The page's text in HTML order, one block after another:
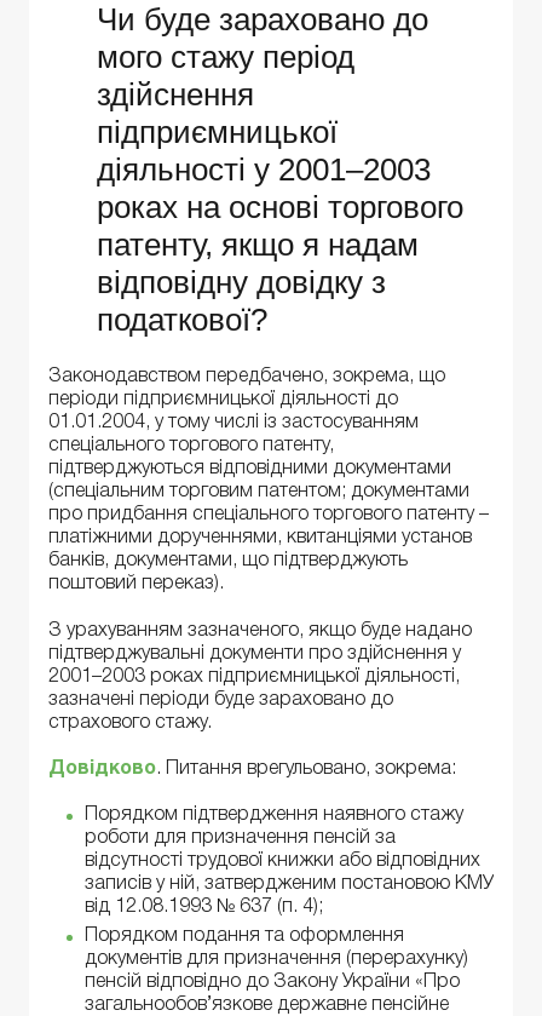
Чи буде зараховано до
мого стажу період
здійснення
підприємницької
діяльності у 2001–2003
роках на основі торгового
патенту, якщо я надам
відповідну довідку з
податкової?
Законодавством передбачено, зокрема, що
періоди підприємницької діяльності до
01.01.2004, у тому числі із застосуванням
спеціального торгового патенту,
підтверджуються відповідними документами
(спеціальним торговим патентом; документами
про придбання спеціального торгового патенту –
платіжними дорученнями, квитанціями установ
банків, документами, що підтверджують
поштовий переказ).
З урахуванням зазначеного, якщо буде надано
підтверджувальні документи про здійснення у
2001–2003 роках підприємницької діяльності,
зазначені періоди буде зараховано до
страхового стажу.
Довідково. Питання врегульовано, зокрема:
Порядком підтвердження наявного стажу
роботи для призначення пенсій за
відсутності трудової книжки або відповідних
записів у ній, затвердженим постановою КМУ
від 12.08.1993 № 637 (п. 4);
Порядком подання та оформлення
документів для призначення (перерахунку)
пенсій відповідно до Закону України «Про
загальнообов’язкове державне пенсійне